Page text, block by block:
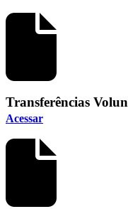
Transferências
Acessar